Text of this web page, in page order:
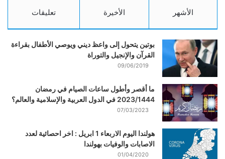
الأشهر الأخيرة تعليقات
بوتين يتحول إلى واعظ ديني ويوصي الأطفال بقراءة
القرآن والإنجيل والتوراة
09/06/2019
ما أقصر وأطول ساعات الصيام في رمضان
2023/1444 في الدول العربية والإسلامية والعالم؟
07/03/2023
هولندا اليوم الاربعاء 1 ابريل : اخر احصائية لعدد
الاصابات والوفيات بهولندا
01/04/2020